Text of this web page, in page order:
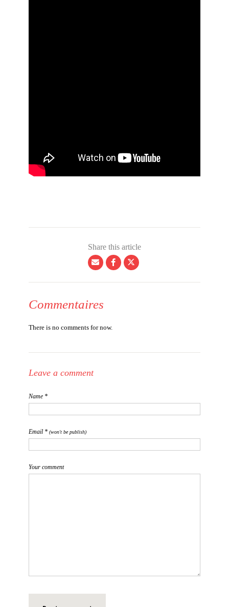
Share this article
Commentaires
There is no comments for now.
Leave a comment
Name *
Email * (won't be publish)
Your comment